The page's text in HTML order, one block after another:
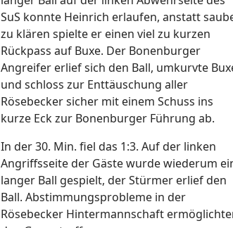
SuS konnte Heinrich erlaufen, anstatt
zu klären spielte er einen viel zu kurzen
Rückpass auf Buxe. Der Bonenburger
Angreifer erlief sich den Ball, umkurvte
und schloss zur Enttäuschung aller
Rösebecker sicher mit einem Schuss ins
kurze Eck zur Bonenburger Führung ab.
In der 30. Min. fiel das 1:3. Auf der linken
Angriffsseite der Gäste wurde wiederum
langer Ball gespielt, der Stürmer erlief den
Ball. Abstimmungsprobleme in der
Rösebecker Hintermannschaft